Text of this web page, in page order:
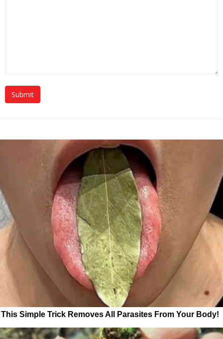
This Simple Trick Removes All Parasites From Your Body!